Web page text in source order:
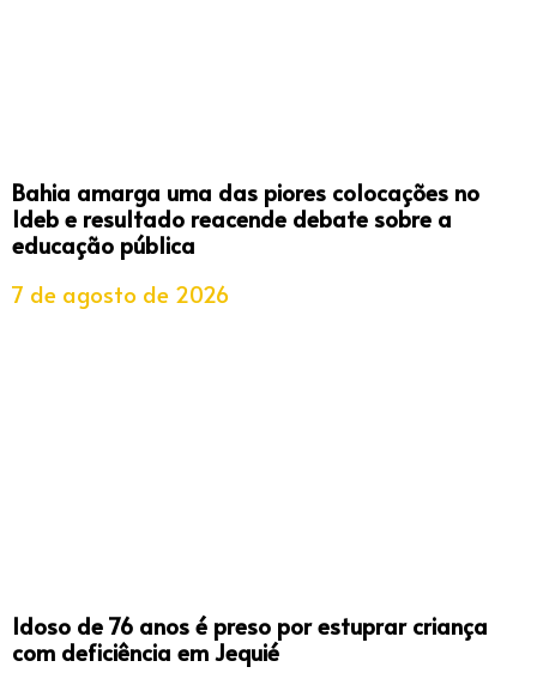
Bahia amarga uma das piores colocações no
Ideb e resultado reacende debate sobre a
educação pública
7 de agosto de 2026
Idoso de 76 anos é preso por estuprar criança
com deficiência em Jequié